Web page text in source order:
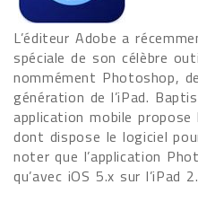
L’éditeur Adobe a
spéciale de son célèbre
nommément Photoshop,
génération de l’iPad.
application mobile
dont dispose le logiciel
noter que l’application
qu’avec iOS 5.x sur l’iPad 2.